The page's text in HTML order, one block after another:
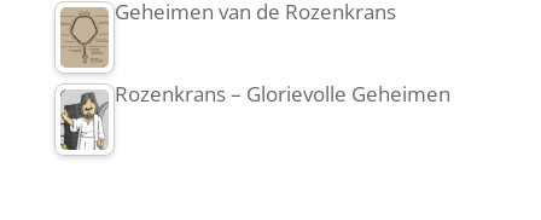
Geheimen van de Rozenkrans
Rozenkrans – Glorievolle Geheimen